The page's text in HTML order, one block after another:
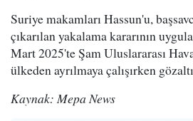
Suriye makamları Hassun'u,
çıkarılan yakalama kararının
Mart 2025'te Şam Uluslararası
ülkeden ayrılmaya çalışırken
Kaynak: Mepa News